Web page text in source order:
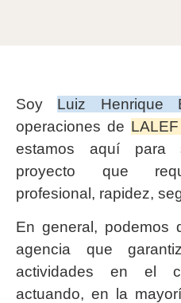
Soy Luiz Henrique
operaciones de
estamos aquí para
proyecto que
profesional, rapidez,
En general, podemos
agencia que
actividades en el
actuando, en la